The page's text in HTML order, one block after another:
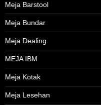
Meja Barstool
Meja Bundar
Meja Dealing
MEJA IBM
Meja Kotak
Meja Lesehan